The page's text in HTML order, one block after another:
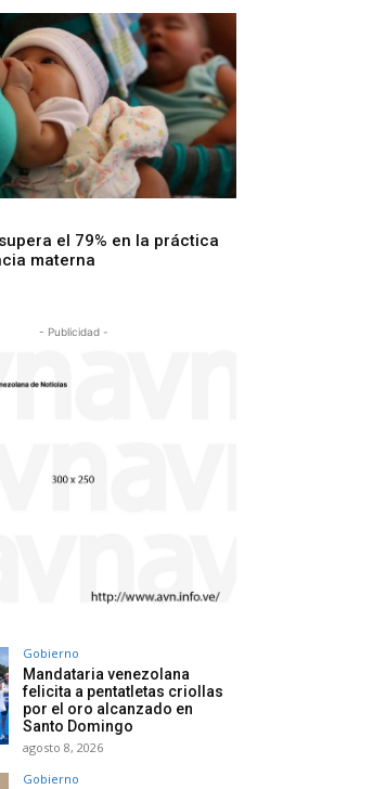
el 79% en la práctica
materna
- Publicidad -
Gobierno
Mandataria venezolana
felicita a pentatletas criollas
por el oro alcanzado en
Santo Domingo
agosto 8, 2026
Gobierno